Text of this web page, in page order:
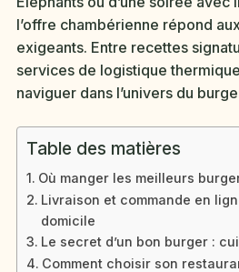
l’offre chambérienne répond
exigeants. Entre recettes
services de logistique
naviguer dans l’univers du
Table des matières
Où manger les meilleurs
Livraison et commande en
domicile
Le secret d’un bon burger :
Comment choisir son